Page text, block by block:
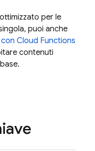
per le
puoi anche
con Cloud Functions
contenuti